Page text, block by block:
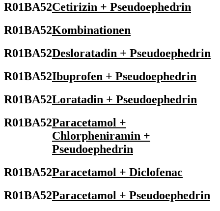
R01BA52Cetirizin + Pseudoephedrin
R01BA52Kombinationen
R01BA52Desloratadin + Pseudoephedrin
R01BA52Ibuprofen + Pseudoephedrin
R01BA52Loratadin + Pseudoephedrin
R01BA52Paracetamol +
Chlorpheniramin +
Pseudoephedrin
R01BA52Paracetamol + Diclofenac
R01BA52Paracetamol + Pseudoephedrin